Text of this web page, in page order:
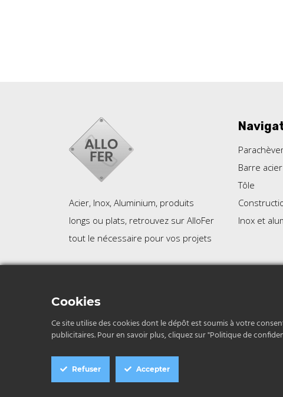
Acier, Inox, Aluminium, produits
longs ou plats, retrouvez sur AlloFer
tout le nécessaire pour vos projets
Barre acier
Tôle
Inox et
Cookies
Ce site utilise des cookies dont le dépôt est soumis à votre
publicitaires. Pour en savoir plus, cliquez sur "Politique de
Refuser Accepter